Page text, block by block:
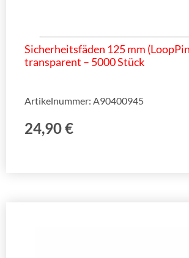
Sicherheitsfäden 125 mm
transparent – 5000 Stück
24,90€
Artikelnummer: A90400945